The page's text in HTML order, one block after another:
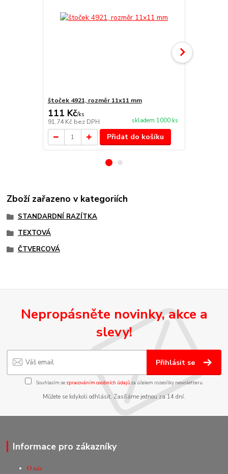
štoček 4921, rozměr 11x11 mm
111 Kč/ks
91,74 Kč bez DPH skladem 1000 ks
Přidat do košíku
Zboží zařazeno v kategoriích
STANDARDNÍ RAZÍTKA
TEXTOVÁ
ČTVERCOVÁ
Nepropásněte novinky, akce a
slevy!
Přihlásit se
Souhlasím se zpracováním osobních údajůza účelem rozesílky newsletteru.
Můžete se kdykoli odhlásit. Zasíláme jednou za 14 dní.
Informace pro zákazníky
O nás